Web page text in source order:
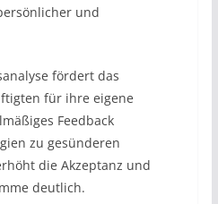
und
fördert das
für ihre eigene
Feedback
zu gesünderen
die Akzeptanz und
deutlich.